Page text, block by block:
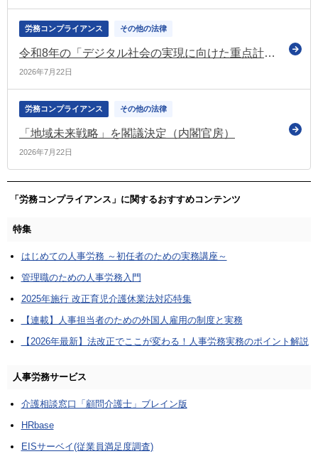
労務コンプライアンス その他の法律
令和8年の「デジタル社会の実現に向けた重点計画」を閣議決定（デジ庁）
2026年7月22日
労務コンプライアンス その他の法律
「地域未来戦略」を閣議決定（内閣官房）
2026年7月22日
「労務コンプライアンス」に関するおすすめコンテンツ
特集
はじめての人事労務 ～初任者のための実務講座～
管理職のための人事労務入門
2025年施行 改正育児介護休業法対応特集
【連載】人事担当者のための外国人雇用の制度と実務
【2026年最新】法改正でここが変わる！人事労務実務のポイント解説
人事労務サービス
介護相談窓口「顧問介護士」ブレイン版
HRbase
EISサーベイ(従業員満足度調査)